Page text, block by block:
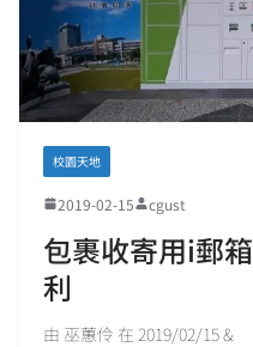
校園天地
2019-02-15 cgust
包裹收寄用i郵
利
由 巫蕙伶 在 2019/02/15 &